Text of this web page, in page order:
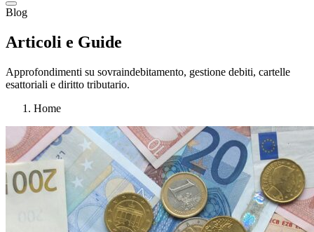
Blog
Articoli e Guide
Approfondimenti su sovraindebitamento, gestione debiti, cartelle
esattoriali e diritto tributario.
Home